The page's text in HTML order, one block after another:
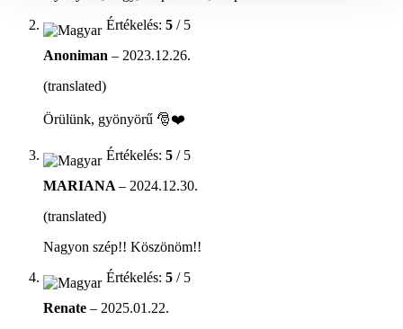
Értékelés: 5 / 5
Anoniman – 2023.12.26.
(translated)
Örülünk, gyönyörű 🎅❤️
Értékelés: 5 / 5
MARIANA – 2024.12.30.
(translated)
Nagyon szép!! Köszönöm!!
Értékelés: 5 / 5
Renate – 2025.01.22.